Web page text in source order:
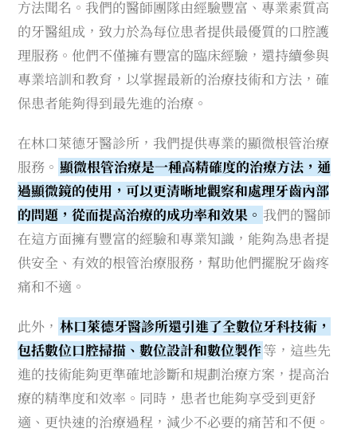
方法聞名。我們的醫師團隊由經驗豐富、專業素質高
的牙醫組成，致力於為每位患者提供最優質的口腔護
理服務。他們不僅擁有豐富的臨床經驗，還持續參與
專業培訓和教育，以掌握最新的治療技術和方法，確
保患者能夠得到最先進的治療。
在林口萊德牙醫診所，我們提供專業的顯微根管治療
服務。 顯微根管治療是一種高精確度的治療方法，通
過顯微鏡的使用，可以更清晰地觀察和處理牙齒內部
的問題，從而提高治療的成功率和效果。 我們的醫師
在這方面擁有豐富的經驗和專業知識，能夠為患者提
供安全、有效的根管治療服務，幫助他們擺脫牙齒疼
痛和不適。
此外， 林口萊德牙醫診所還引進了全數位牙科技術，
包括數位口腔掃描、數位設計和數位製作等，這些先
進的技術能夠更準確地診斷和規劃治療方案，提高治
療的精準度和效率。同時，患者也能夠享受到更舒
適、更快速的治療過程，減少不必要的痛苦和不便。